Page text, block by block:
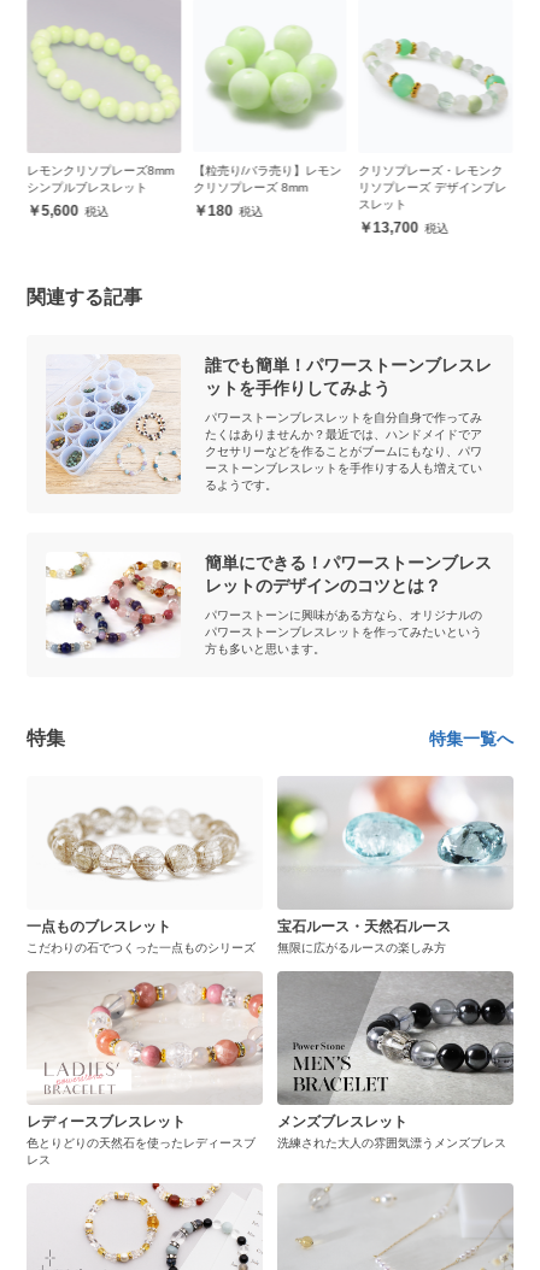
レモンクリソプレーズ8mm
シンプルブレスレット
5,600
【粒売り/バラ売り】レモン
クリソプレーズ 8mm
180
クリソプレーズ・レモンク
リソプレーズ デザインブレ
スレット
13,700
関連する記事
誰でも簡単！パワーストーンブレスレ
ットを手作りしてみよう
パワーストーンブレスレットを自分自身で作ってみ
たくはありませんか？最近では、ハンドメイドでア
クセサリーなどを作ることがブームにもなり、パワ
ーストーンブレスレットを手作りする人も増えてい
るようです。
簡単にできる！パワーストーンブレス
レットのデザインのコツとは？
パワーストーンに興味がある方なら、オリジナルの
パワーストーンブレスレットを作ってみたいという
方も多いと思います。
特集 特集一覧へ
一点ものブレスレット
こだわりの石でつくった一点ものシリーズ
宝石ルース・天然石ルース
無限に広がるルースの楽しみ方
レディースブレスレット
色とりどりの天然石を使ったレディースブ
レス
メンズブレスレット
洗練された大人の雰囲気漂うメンズブレス